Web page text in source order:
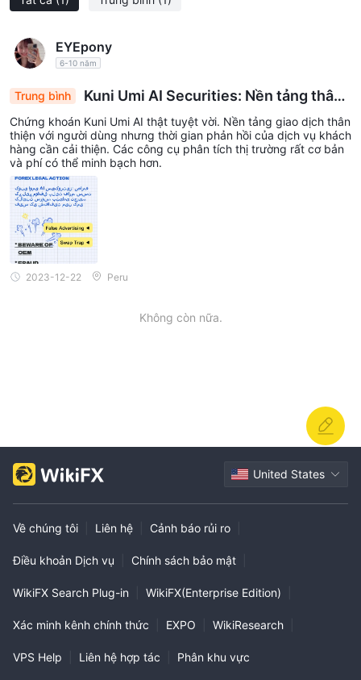
EYEpony
6-10 năm
Trung bình
Kuni Umi AI Securities: Nền tảng thân t
hiện với người dùng, Dịch vụ khách hàng chậm, P
hân tích cơ bản, Thiếu tính minh bạch về phí
Chứng khoán Kuni Umi AI thật tuyệt vời. Nền tảng giao dịch thân
thiện với người dùng nhưng thời gian phản hồi của dịch vụ khách
hàng cần cải thiện. Các công cụ phân tích thị trường rất cơ bản
và phí có thể minh bạch hơn.
2023-12-22 Peru
Không còn nữa.
United States
Về chúng tôi Liên hệ Cảnh báo rủi ro
Điều khoản Dịch vụ Chính sách bảo mật
WikiFX Search Plug-in WikiFX(Enterprise Edition)
Xác minh kênh chính thức EXPO WikiResearch
VPS Help Liên hệ hợp tác Phân khu vực